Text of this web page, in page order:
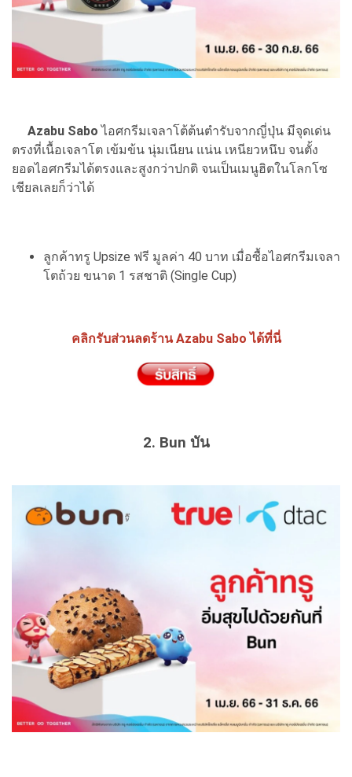
Azabu Sabo ไอศกรีมเจลาโต้ต้นตำรับจากญี่ปุ่น มีจุดเด่น
ตรงที่เนื้อเจลาโต เข้มข้น นุ่มเนียน แน่น เหนียวหนึบ จนตั้ง
ยอดไอศกรีมได้ตรงและสูงกว่าปกติ จนเป็นเมนูฮิตในโลกโซ
เชียลเลยก็ว่าได้
ลูกค้าทรู Upsize ฟรี มูลค่า 40 บาท เมื่อซื้อไอศกรีมเจลา
โตถ้วย ขนาด 1 รสชาติ (Single Cup)
คลิกรับส่วนลดร้าน Azabu Sabo ได้ที่นี่
2. Bun บัน